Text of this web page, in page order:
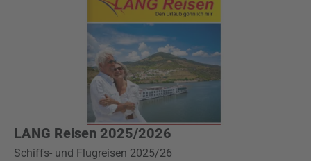
LANG Reisen 2025/2026
Schiffs- und Flugreisen 2025/26